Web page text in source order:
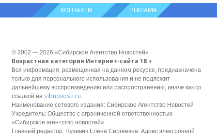
КОНТАКТЫ РЕКЛАМА
© 2002 — 2026 «Сибирское Агентство Новостей»
Возрастная категория Интернет-сайта 18 +
Вся информация, размещенная на данном ресурсе, предназначена
только для персонального использования и не подлежит
дальнейшему воспроизведению или распространению, иначе как со
ссылкой на sibnovosti.ru.
Наименование сетевого издания: Сибирское Агентство Новостей
Учредитель: Общество с ограниченной ответственностью
«Сибирское агентство новостей»
Главный редактор: Пузевич Елена Сергеевна. Адрес электронной